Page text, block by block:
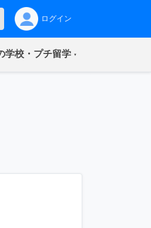
ログイン
学校・プチ留学(current)